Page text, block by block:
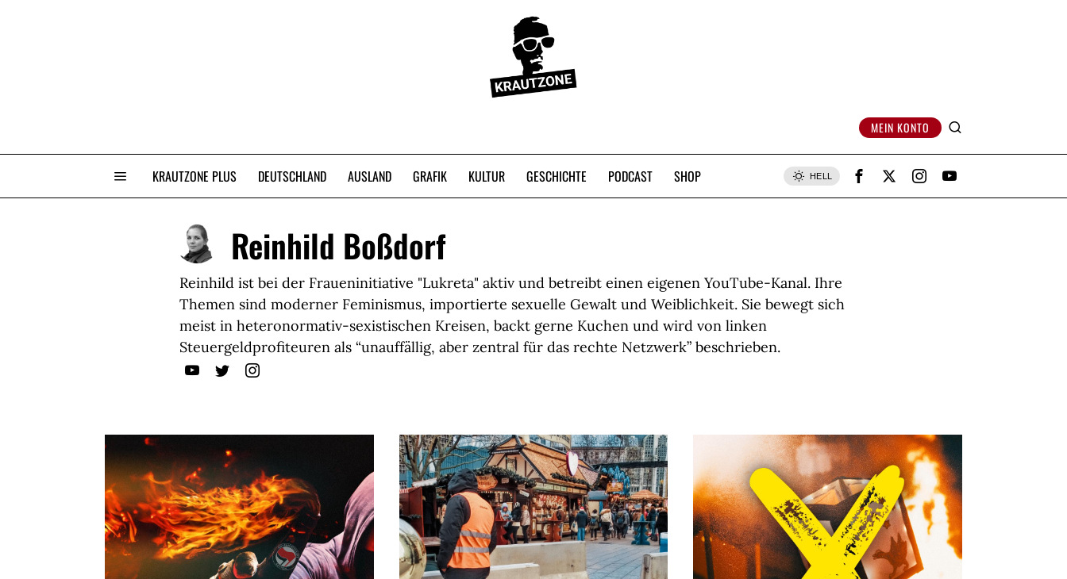
MEIN KONTO
KRAUTZONE PLUS DEUTSCHLAND AUSLAND GRAFIK KULTUR GESCHICHTE PODCAST SHOP HELL
Reinhild Boßdorf
Reinhild ist bei der Fraueninitiative "Lukreta" aktiv und betreibt einen eigenen YouTube-Kanal. Ihre
Themen sind moderner Feminismus, importierte sexuelle Gewalt und Weiblichkeit. Sie bewegt sich
meist in heteronormativ-sexistischen Kreisen, backt gerne Kuchen und wird von linken
Steuergeldprofiteuren als “unauffällig, aber zentral für das rechte Netzwerk” beschrieben.